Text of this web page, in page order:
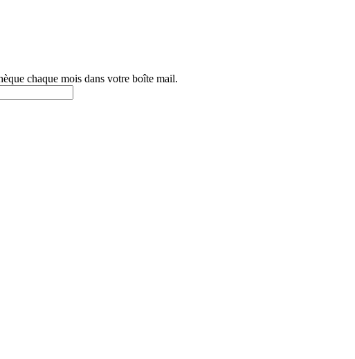
chaque mois dans votre boîte mail.